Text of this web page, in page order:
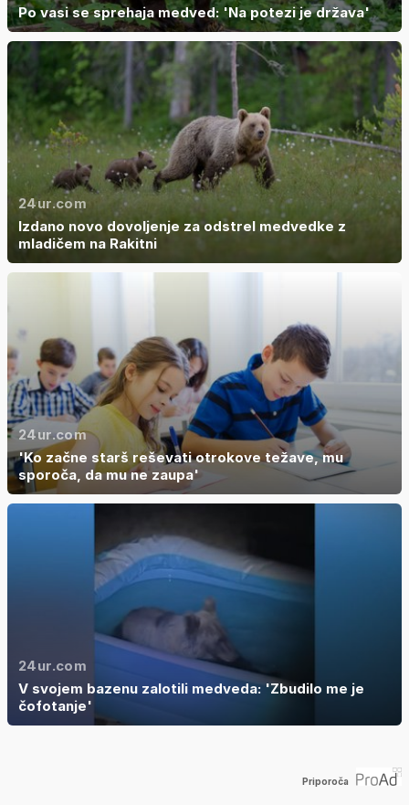
Po vasi se sprehaja medved: 'Na potezi je država'
24ur.com
Izdano novo dovoljenje za odstrel medvedke z
mladičem na Rakitni
24ur.com
'Ko začne starš reševati otrokove težave, mu
sporoča, da mu ne zaupa'
24ur.com
V svojem bazenu zalotili medveda: 'Zbudilo me je
čofotanje'
Priporoča